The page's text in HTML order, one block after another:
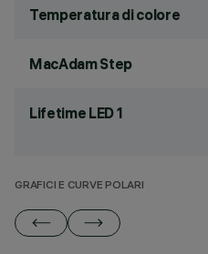
Temperatura di colore
MacAdam Step
Lifetime LED 1
GRAFICI E CURVE POLARI